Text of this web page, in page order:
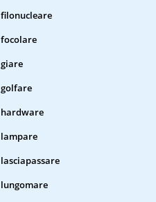
filonucleare
focolare
giare
golfare
hardware
lampare
lasciapassare
lungomare